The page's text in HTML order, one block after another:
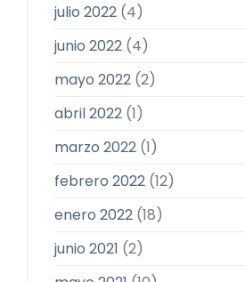
julio 2022(4)
junio 2022(4)
mayo 2022(2)
abril 2022(1)
marzo 2022(1)
febrero 2022(12)
enero 2022(18)
junio 2021 (2)